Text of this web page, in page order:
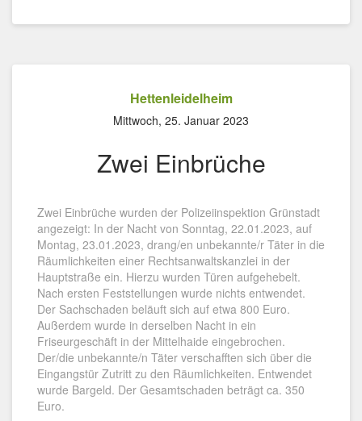
Hettenleidelheim
Mittwoch, 25. Januar 2023
Zwei Einbrüche
Zwei Einbrüche wurden der Polizeiinspektion Grünstadt
angezeigt: In der Nacht von Sonntag, 22.01.2023, auf
Montag, 23.01.2023, drang/en unbekannte/r Täter in die
Räumlichkeiten einer Rechtsanwaltskanzlei in der
Hauptstraße ein. Hierzu wurden Türen aufgehebelt.
Nach ersten Feststellungen wurde nichts entwendet.
Der Sachschaden beläuft sich auf etwa 800 Euro.
Außerdem wurde in derselben Nacht in ein
Friseurgeschäft in der Mittelhaide eingebrochen.
Der/die unbekannte/n Täter verschafften sich über die
Eingangstür Zutritt zu den Räumlichkeiten. Entwendet
wurde Bargeld. Der Gesamtschaden beträgt ca. 350
Euro.